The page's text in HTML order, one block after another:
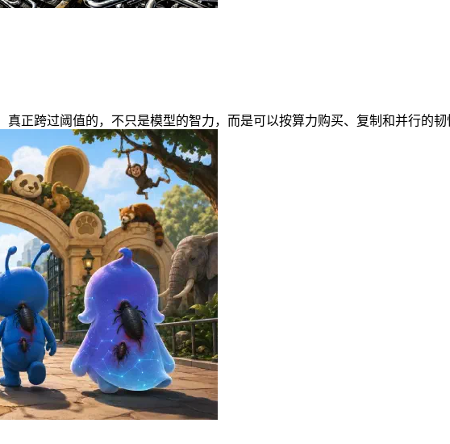
真正跨过阈值的，不只是模型的智力，而是可以按算力购买、复制和并行的韧